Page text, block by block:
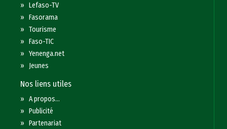
»Lefaso-TV
»Fasorama
»Tourisme
»Faso-TIC
»Yenenga.net
» Jeunes
Nos liens utiles
»A propos...
»Publicité
»Partenariat